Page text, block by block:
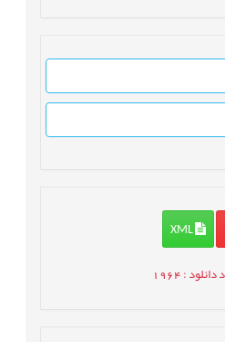
XML
دانلود: 1964